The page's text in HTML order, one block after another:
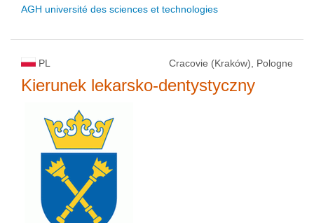
AGH université des sciences et technologies
PL Cracovie (Kraków), Pologne
Kierunek lekarsko-dentystyczny